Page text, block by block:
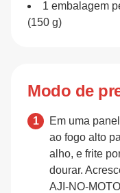
1 embalagem
(150 g)
Modo de
Em uma
ao fogo alto
alho, e frite
dourar.
AJI-NO-